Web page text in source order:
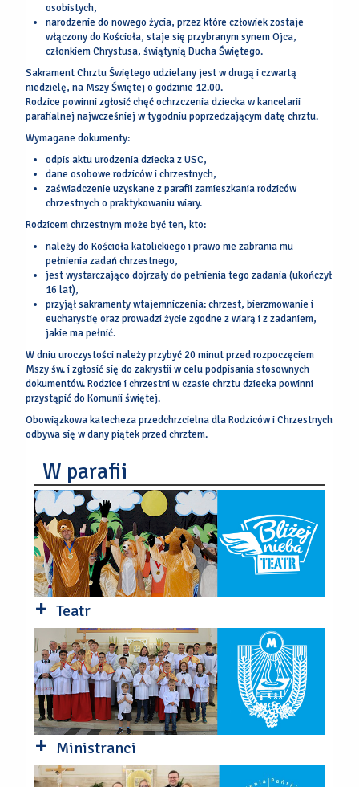
osobistych,
narodzenie do nowego życia, przez które człowiek zostaje
włączony do Kościoła, staje się przybranym synem Ojca,
członkiem Chrystusa, świątynią Ducha Świętego.
Sakrament Chrztu Świętego udzielany jest w drugą i czwartą
niedzielę, na Mszy Świętej o godzinie 12.00.
Rodzice powinni zgłosić chęć ochrzczenia dziecka w kancelarii
parafialnej najwcześniej w tygodniu poprzedzającym datę chrztu.
Wymagane dokumenty:
odpis aktu urodzenia dziecka z USC,
dane osobowe rodziców i chrzestnych,
zaświadczenie uzyskane z parafii zamieszkania rodziców
chrzestnych o praktykowaniu wiary.
Rodzicem chrzestnym może być ten, kto:
należy do Kościoła katolickiego i prawo nie zabrania mu
pełnienia zadań chrzestnego,
jest wystarczająco dojrzały do pełnienia tego zadania (ukończył
16 lat),
przyjął sakramenty wtajemniczenia: chrzest, bierzmowanie i
eucharystię oraz prowadzi życie zgodne z wiarą i z zadaniem,
jakie ma pełnić.
W dniu uroczystości należy przybyć 20 minut przed rozpoczęciem
Mszy św. i zgłosić się do zakrystii w celu podpisania stosownych
dokumentów. Rodzice i chrzestni w czasie chrztu dziecka powinni
przystąpić do Komunii świętej.
Obowiązkowa katecheza przedchrzcielna dla Rodziców i Chrzestnych
odbywa się w dany piątek przed chrztem.
W parafii
+ Teatr
+ Ministranci